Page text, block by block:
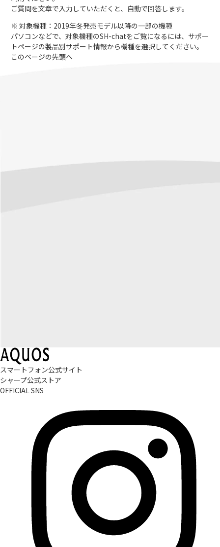
ご質問を文章で入力していただくと、自動で回答します。
※ 対象機種：2019年冬発売モデル以降の一部の機種
パソコンなどで、対象機種のSH-chatをご覧になるには、サポー
トページの製品別サポート情報から機種を選択してください。
このページの先頭へ
スマートフォン公式サイト
シャープ公式ストア
OFFICIAL SNS